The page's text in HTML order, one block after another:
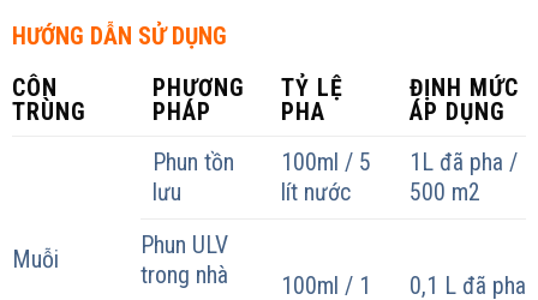
HƯỚNG DẪN SỬ DỤNG
CÔN
TRÙNG
PHƯƠNG
PHÁP
TỶ LỆ
PHA
ĐỊNH MỨC
ÁP DỤNG
Muỗi
Phun tồn
lưu
100ml / 5
lít nước
1L đã pha /
500 m2
Phun ULV
trong nhà
100ml / 1 0,1 L đã pha